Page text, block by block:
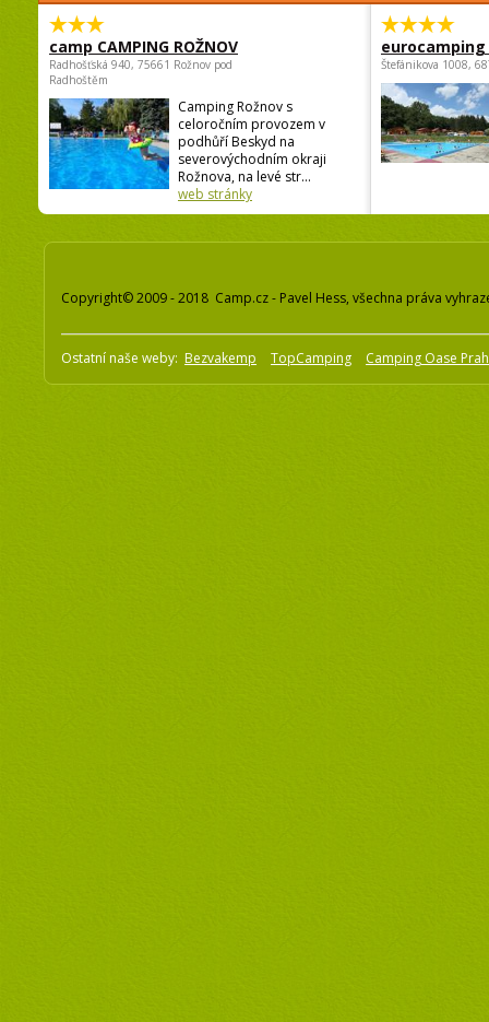
camp CAMPING ROŽNOV
Radhošťská 940, 75661 Rožnov pod
Radhoštěm
Camping Rožnov s
celoročním provozem v
podhůří Beskyd na
severovýchodním okraji
Rožnova, na levé str...
web stránky
Štefánikova 1008,
Copyright© 2009 - 2018 Camp.cz - Pavel Hess, všechna práva
Ostatní naše weby: Bezvakemp TopCamping Camping Oase